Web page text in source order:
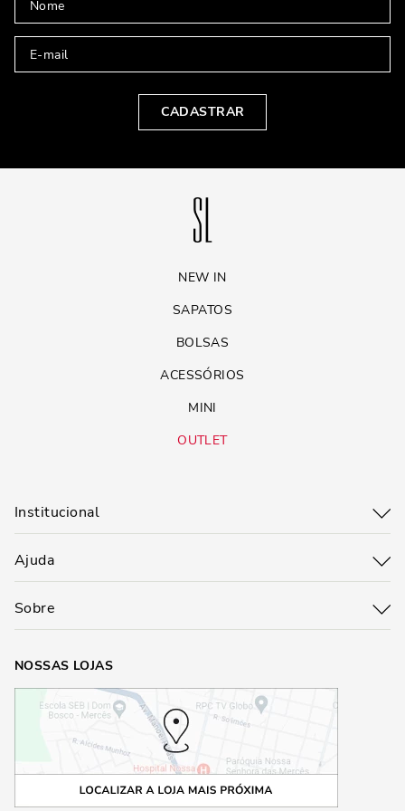
CADASTRAR
NEW IN
SAPATOS
BOLSAS
ACESSÓRIOS
MINI
OUTLET
Institucional
Ajuda
Sobre
NOSSAS LOJAS